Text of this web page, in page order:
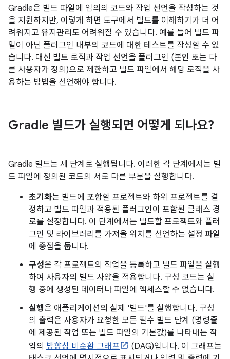
Gradle은 빌드 파일에 임의의 코드와 작업 선언을 작성하는 것
을 지원하지만, 이렇게 하면 도구에서 빌드를 이해하기가 더 어
려워지고 유지관리도 어려워질 수 있습니다. 예를 들어 빌드 파
일이 아닌 플러그인 내부의 코드에 대한 테스트를 작성할 수 있
습니다. 대신 빌드 로직과 작업 선언을 플러그인 (본인 또는 다
른 사용자가 정의)으로 제한하고 빌드 파일에서 해당 로직을 사
용하는 방법을 선언해야 합니다.
Gradle 빌드가 실행되면 어떻게 되나요?
Gradle 빌드는 세 단계로 실행됩니다. 이러한 각 단계에서는 빌
드 파일에 정의된 코드의 서로 다른 부분을 실행합니다.
초기화는 빌드에 포함할 프로젝트와 하위 프로젝트를 결
정하고 빌드 파일과 적용된 플러그인이 포함된 클래스 경
로를 설정합니다. 이 단계에서는 빌드할 프로젝트와 플러
그인 및 라이브러리를 가져올 위치를 선언하는 설정 파일
에 중점을 둡니다.
구성은 각 프로젝트의 작업을 등록하고 빌드 파일을 실행
하여 사용자의 빌드 사양을 적용합니다. 구성 코드는 실
행 중에 생성된 데이터나 파일에 액세스할 수 없습니다.
실행은 애플리케이션의 실제 '빌드'를 실행합니다. 구성
의 출력은 사용자가 요청한 모든 필수 빌드 단계 (명령줄
에 제공된 작업 또는 빌드 파일의 기본값)를 나타내는 작
업의 방향성 비순환 그래프
(DAG)입니다. 이 그래프는